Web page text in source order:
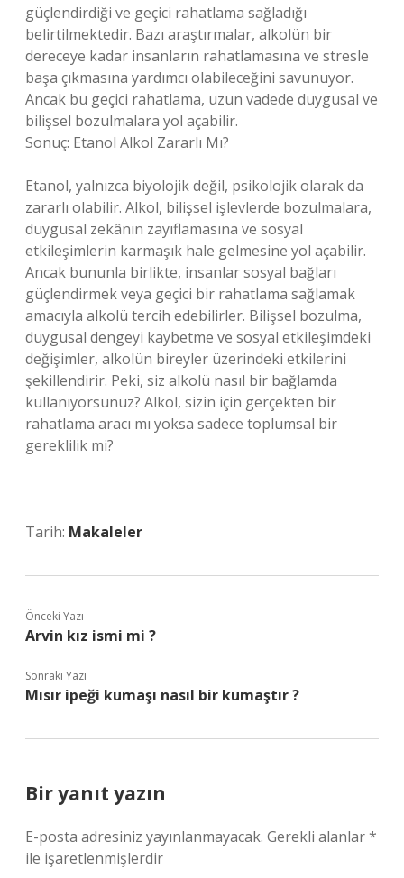
güçlendirdiği ve geçici rahatlama sağladığı
belirtilmektedir. Bazı araştırmalar, alkolün bir
dereceye kadar insanların rahatlamasına ve stresle
başa çıkmasına yardımcı olabileceğini savunuyor.
Ancak bu geçici rahatlama, uzun vadede duygusal ve
bilişsel bozulmalara yol açabilir.
Sonuç: Etanol Alkol Zararlı Mı?
Etanol, yalnızca biyolojik değil, psikolojik olarak da
zararlı olabilir. Alkol, bilişsel işlevlerde bozulmalara,
duygusal zekânın zayıflamasına ve sosyal
etkileşimlerin karmaşık hale gelmesine yol açabilir.
Ancak bununla birlikte, insanlar sosyal bağları
güçlendirmek veya geçici bir rahatlama sağlamak
amacıyla alkolü tercih edebilirler. Bilişsel bozulma,
duygusal dengeyi kaybetme ve sosyal etkileşimdeki
değişimler, alkolün bireyler üzerindeki etkilerini
şekillendirir. Peki, siz alkolü nasıl bir bağlamda
kullanıyorsunuz? Alkol, sizin için gerçekten bir
rahatlama aracı mı yoksa sadece toplumsal bir
gereklilik mi?
Tarih: Makaleler
Önceki Yazı
Arvin kız ismi mi ?
Sonraki Yazı
Mısır ipeği kumaşı nasıl bir kumaştır ?
Bir yanıt yazın
E-posta adresiniz yayınlanmayacak. Gerekli alanlar*
ile işaretlenmişlerdir